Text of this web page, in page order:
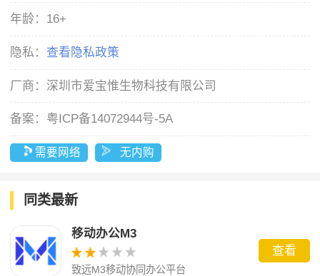
年龄： 16+
隐私： 查看隐私政策
厂商： 深圳市爱宝惟生物科技有限公司
备案： 粤ICP备14072944号-5A
需要网络 无内购
同类最新
移动办公M3
致远M3移动协同办公平台
查看